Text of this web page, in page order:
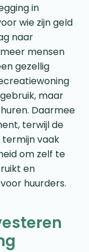
in
wie zijn geld
naar
mensen
gezellig
maar
Daarmee
terwijl de
vaak
om zelf te
en
huurders.